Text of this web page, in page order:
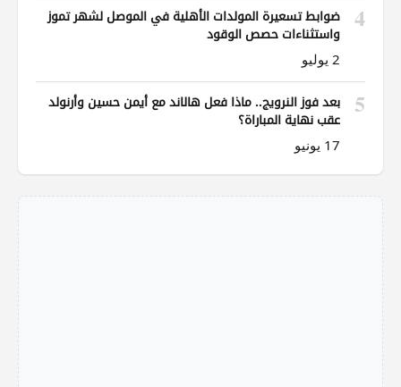
4
ضوابط تسعيرة المولدات الأهلية في الموصل لشهر تموز
واستثناءات حصص الوقود
2 يوليو
5
بعد فوز النرويج.. ماذا فعل هالاند مع أيمن حسين وأرنولد
عقب نهاية المباراة؟
17 يونيو